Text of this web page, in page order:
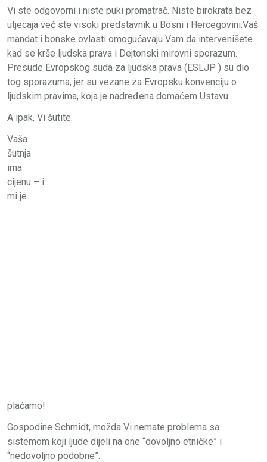
Vi ste odgovorni i niste puki promatrač. Niste birokrata bez
utjecaja već ste visoki predstavnik u Bosni i Hercegovini.Vaš
mandat i bonske ovlasti omogućavaju Vam da intervenišete
kad se krše ljudska prava i Dejtonski mirovni sporazum.
Presude Evropskog suda za ljudska prava (ESLJP ) su dio
tog sporazuma, jer su vezane za Evropsku konvenciju o
ljudskim pravima, koja je nadređena domaćem Ustavu.
A ipak, Vi šutite.
Vaša
šutnja
ima
cijenu – i
mi je
plaćamo!
Gospodine Schmidt, možda Vi nemate problema sa
sistemom koji ljude dijeli na one “dovoljno etničke” i
“nedovoljno podobne”.